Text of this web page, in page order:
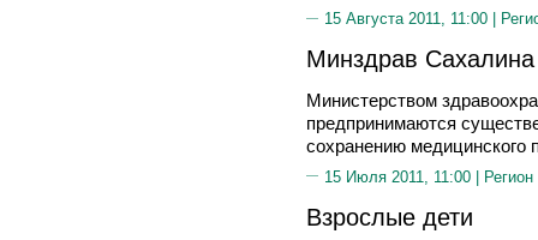
15 Августа 2011, 11:00 |
Минздрав Сахалина
Министерством
предпринимаются
сохранению медицинского
15 Июля 2011, 11:00 | Регион
Взрослые дети